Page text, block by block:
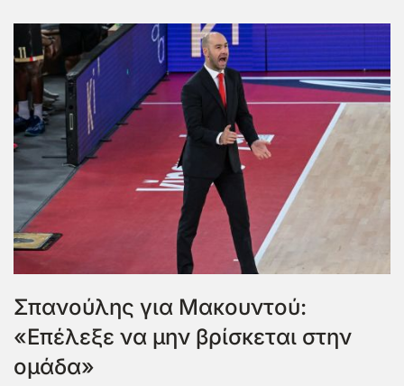
Σπανούλης για Μακουντού:
«Επέλεξε να μην βρίσκεται στην
ομάδα»